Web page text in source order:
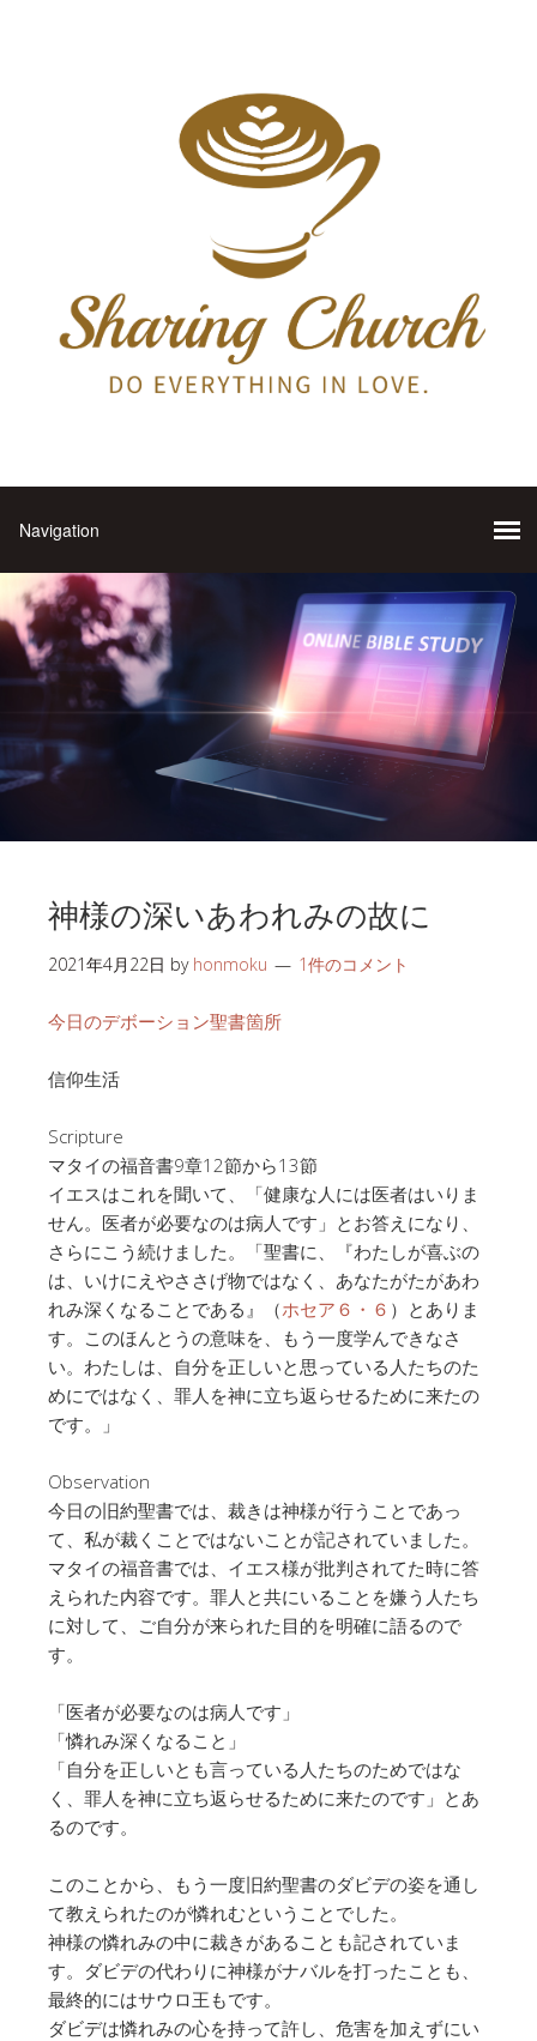
神様の深いあわれみの故に
2021年4月22日 by honmoku 1件のコメント
今日のデボーション聖書箇所
信仰生活
Scripture
マタイの福音書9章12節から13節
イエスはこれを聞いて、「健康な人には医者はいりま
せん。医者が必要なのは病人です」とお答えになり、
さらにこう続けました。「聖書に、『わたしが喜ぶの
は、いけにえやささげ物ではなく、あなたがたがあわ
れみ深くなることである』（ホセア６・６ ）とありま
す。このほんとうの意味を、もう一度学んできなさ
い。わたしは、自分を正しいと思っている人たちのた
めにではなく、罪人を神に立ち返らせるために来たの
です。」
Observation
今日の旧約聖書では、裁きは神様が行うことであっ
て、私が裁くことではないことが記されていました。
マタイの福音書では、イエス様が批判されてた時に答
えられた内容です。罪人と共にいることを嫌う人たち
に対して、ご自分が来られた目的を明確に語るので
す。
「医者が必要なのは病人です」
「憐れみ深くなること」
「自分を正しいとも言っている人たちのためではな
く、罪人を神に立ち返らせるために来たのです」とあ
るのです。
このことから、もう一度旧約聖書のダビデの姿を通し
て教えられたのが憐れむということでした。
神様の憐れみの中に裁きがあることも記されていま
す。ダビデの代わりに神様がナバルを打ったことも、
最終的にはサウロ王もです。
ダビデは憐れみの心を持って許し、危害を加えずにい